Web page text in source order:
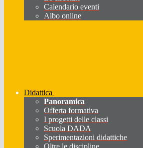
Calendario eventi
Albo online
Didattica
Panoramica
Offerta formativa
I progetti delle classi
Scuola DADA
Sperimentazioni didattiche